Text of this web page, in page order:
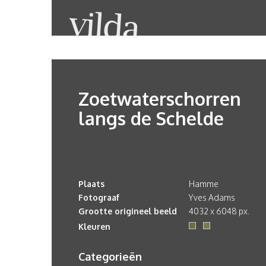
Zoetwaterschorren
langs de Schelde
Plaats
Hamme
Fotograaf
Yves Adams
Grootte origineel beeld
4032 x 6048 px.
Kleuren
Categorieën